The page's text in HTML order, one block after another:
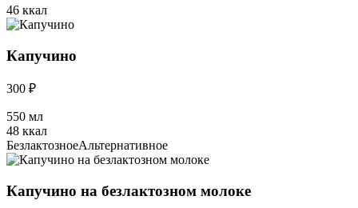
46 ккал
Капучино
300 ₽
550 мл
48 ккал
БезлактозноеАльтернативное
Капучино на безлактозном молоке